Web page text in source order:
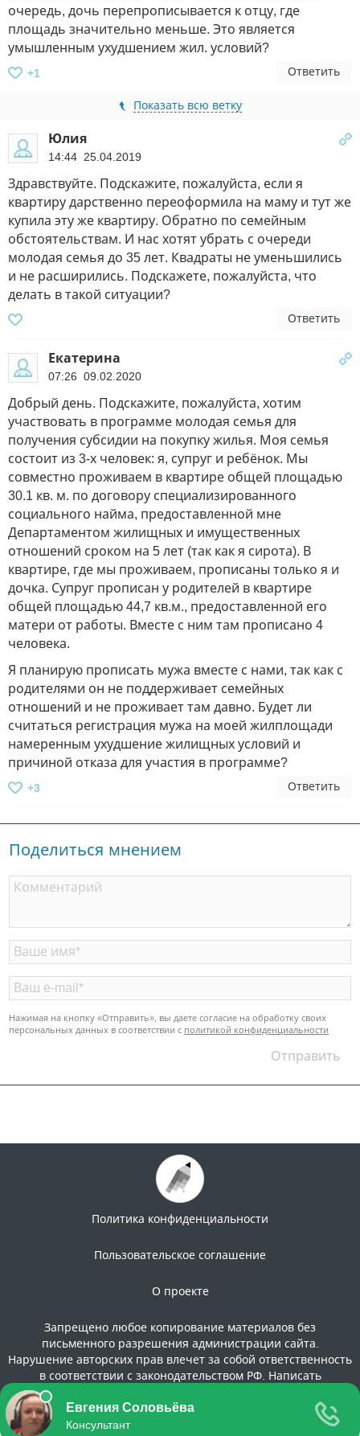
очередь, дочь перепрописывается к отцу, где
площадь значительно меньше. Это является
умышленным ухудшением жил. условий?
+1 Ответить
Показать всю ветку
Юлия
14:44 25.04.2019
Здравствуйте. Подскажите, пожалуйста, если я
квартиру дарственно переоформила на маму и тут же
купила эту же квартиру. Обратно по семейным
обстоятельствам. И нас хотят убрать с очереди
молодая семья до 35 лет. Квадраты не уменьшились
и не расширились. Подскажете, пожалуйста, что
делать в такой ситуации?
Ответить
Екатерина
07:26 09.02.2020
Добрый день. Подскажите, пожалуйста, хотим
участвовать в программе молодая семья для
получения субсидии на покупку жилья. Моя семья
состоит из 3-х человек: я, супруг и ребёнок. Мы
совместно проживаем в квартире общей площадью
30.1 кв. м. по договору специализированного
социального найма, предоставленной мне
Департаментом жилищных и имущественных
отношений сроком на 5 лет (так как я сирота). В
квартире, где мы проживаем, прописаны только я и
дочка. Супруг прописан у родителей в квартире
общей площадью 44,7 кв.м., предоставленной его
матери от работы. Вместе с ним там прописано 4
человека.
Я планирую прописать мужа вместе с нами, так как с
родителями он не поддерживает семейных
отношений и не проживает там давно. Будет ли
считаться регистрация мужа на моей жилплощади
намеренным ухудшение жилищных условий и
причиной отказа для участия в программе?
+3 Ответить
Поделиться мнением
Нажимая на кнопку «Отправить», вы даете согласие на обработку своих
персональных данных в соответствии с политикой конфиденциальности
Политика конфиденциальности
Пользовательское соглашение
О проекте
Запрещено любое копирование материалов без
письменного разрешения администрации сайта.
Нарушение авторских прав влечет за собой ответственность
в соответствии с законодательством РФ. Написать